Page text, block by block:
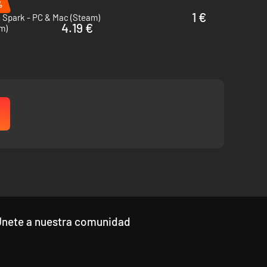
Spark - PC & Mac (Steam)
1 €
4.19 €
a nuestra comunidad